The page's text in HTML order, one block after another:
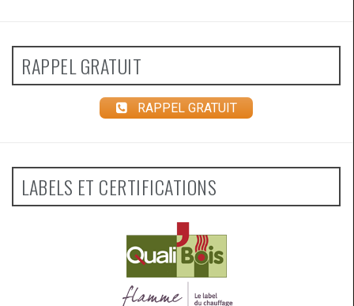
RAPPEL GRATUIT
RAPPEL GRATUIT
LABELS ET CERTIFICATIONS